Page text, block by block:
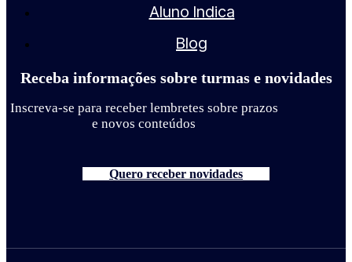
Aluno Indica
Blog
Receba informações sobre turmas e novidades
Inscreva-se para receber lembretes sobre prazos
e novos conteúdos
Quero receber novidades